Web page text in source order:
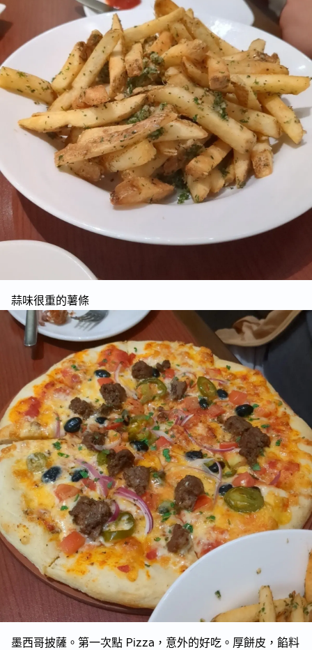
蒜味很重的薯條
墨西哥披薩。第一次點 Pizza，意外的好吃。厚餅皮，餡料